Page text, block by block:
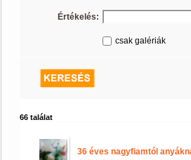
Értékelés:
csak galériák
66 találat
36 éves nagyfiamtól